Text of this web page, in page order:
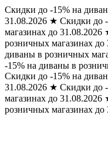
Скидки до -15% на
31.08.2026 ★ Скидки до
магазинах до 31.08.2026
розничных магазинах до
диваны в розничных
-15% на диваны в
Скидки до -15% на
31.08.2026 ★ Скидки до
магазинах до 31.08.2026
розничных магазинах до